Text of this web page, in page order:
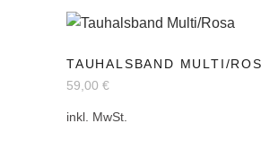
Optionen
auf
der
Produkt
weist
mehrere
TAUHALSBAND MULTI/
59,00 €
inkl. MwSt.